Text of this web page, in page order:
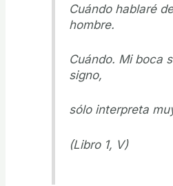
Cuándo hablaré
hombre.
Cuándo. Mi boca
signo,
sólo interpreta
(Libro 1, V)